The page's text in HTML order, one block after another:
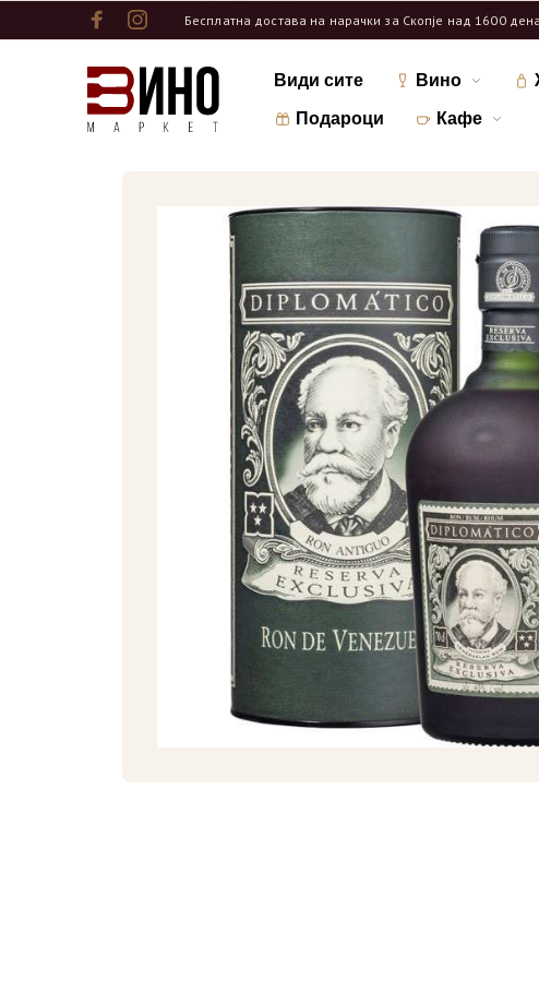
Бесплатна достава на нарачки за Скопје над 1600
Види сите Вино
Подароци Кафе